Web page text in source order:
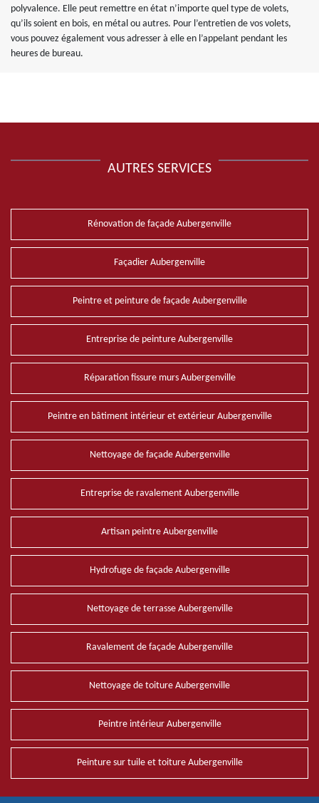
polyvalence. Elle peut remettre en état n’importe quel type de volets,
qu’ils soient en bois, en métal ou autres. Pour l’entretien de vos volets,
vous pouvez également vous adresser à elle en l’appelant pendant les
heures de bureau.
AUTRES SERVICES
Rénovation de façade Aubergenville
Façadier Aubergenville
Peintre et peinture de façade Aubergenville
Entreprise de peinture Aubergenville
Réparation fissure murs Aubergenville
Peintre en bâtiment intérieur et extérieur Aubergenville
Nettoyage de façade Aubergenville
Entreprise de ravalement Aubergenville
Artisan peintre Aubergenville
Hydrofuge de façade Aubergenville
Nettoyage de terrasse Aubergenville
Ravalement de façade Aubergenville
Nettoyage de toiture Aubergenville
Peintre intérieur Aubergenville
Peinture sur tuile et toiture Aubergenville